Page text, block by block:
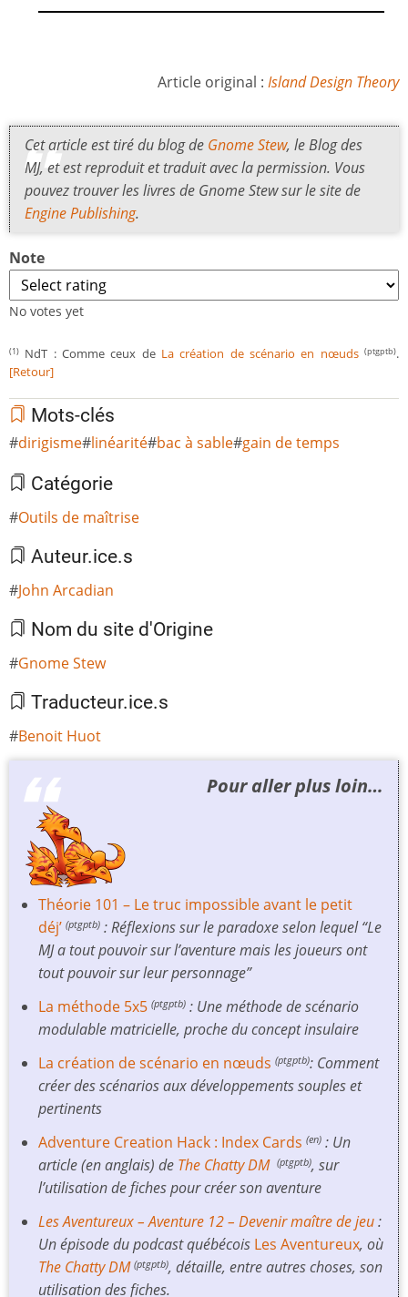
Article original : Island Design Theory
Cet article est tiré du blog de Gnome Stew, le Blog des
MJ, et est reproduit et traduit avec la permission. Vous
pouvez trouver les livres de Gnome Stew sur le site de
Engine Publishing.
Note
No votes yet
(1) NdT : Comme ceux de La création de scénario en nœuds (ptgptb).
[Retour]
Mots-clés
dirigisme linéarité bac à sable gain de temps
Catégorie
Outils de maîtrise
Auteur.ice.s
John Arcadian
Nom du site d'Origine
Gnome Stew
Traducteur.ice.s
Benoit Huot
Pour aller plus loin…
Théorie 101 – Le truc impossible avant le petit
déj’ (ptgptb) : Réflexions sur le paradoxe selon lequel “Le
MJ a tout pouvoir sur l’aventure mais les joueurs ont
tout pouvoir sur leur personnage”
La méthode 5x5 (ptgptb) : Une méthode de scénario
modulable matricielle, proche du concept insulaire
La création de scénario en nœuds (ptgptb): Comment
créer des scénarios aux développements souples et
pertinents
Adventure Creation Hack : Index Cards (en) : Un
article (en anglais) de The Chatty DM (ptgptb), sur
l’utilisation de fiches pour créer son aventure
Les Aventureux – Aventure 12 – Devenir maître de jeu:
Un épisode du podcast québécois Les Aventureux, où
The Chatty DM (ptgptb), détaille, entre autres choses, son
utilisation des fiches.